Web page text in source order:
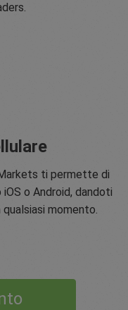
ti permette di
o Android, dandoti
momento.